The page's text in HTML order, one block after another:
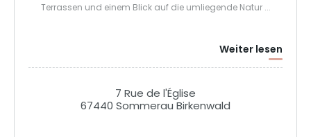
Terrassen und einem Blick auf die umliegende Natur ...
Weiter lesen
7 Rue de l'Église
67440 Sommerau Birkenwald